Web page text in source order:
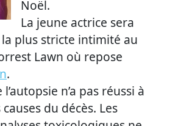
Noël.
La jeune actrice sera
plus stricte intimité au
Lawn où repose
.
n’a pas réussi à
du décès. Les